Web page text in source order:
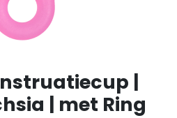
|
| met Ring